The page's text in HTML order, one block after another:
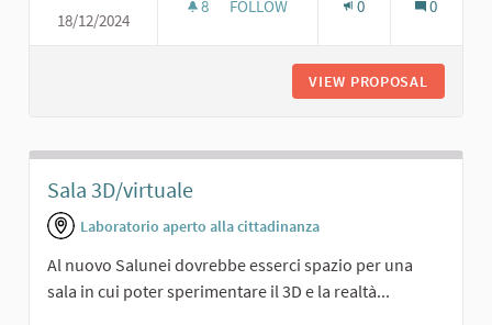
18/12/2024
8 8 FOLLOWERS
FOLLOW 0 0
VIEW PROPOSAL
Sala 3D/virtuale
Laboratorio aperto alla cittadinanza
Al nuovo Salunei dovrebbe esserci spazio per una
sala in cui poter sperimentare il 3D e la realtà...